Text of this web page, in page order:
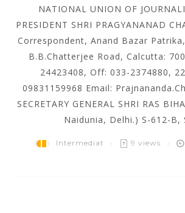
NATIONAL UNION OF
PRESIDENT SHRI PRAGYANANAD
Correspondent, Anand Bazar
B.B.Chatterjee Road, Calcutta:
24423408, Off: 033-2374880,
09831159968 Email:
SECRETARY GENERAL SHRI RAS
Naidunia, Delhi.) S-612-B,
Intermediat 9 views